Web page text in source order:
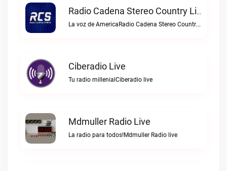
Radio Cadena Stereo Country Live
La voz de AmericaRadio Cadena Stereo Country live
Ciberadio Live
Tu radio millenialCiberadio live
Mdmuller Radio Live
La radio para todos!Mdmuller Radio live